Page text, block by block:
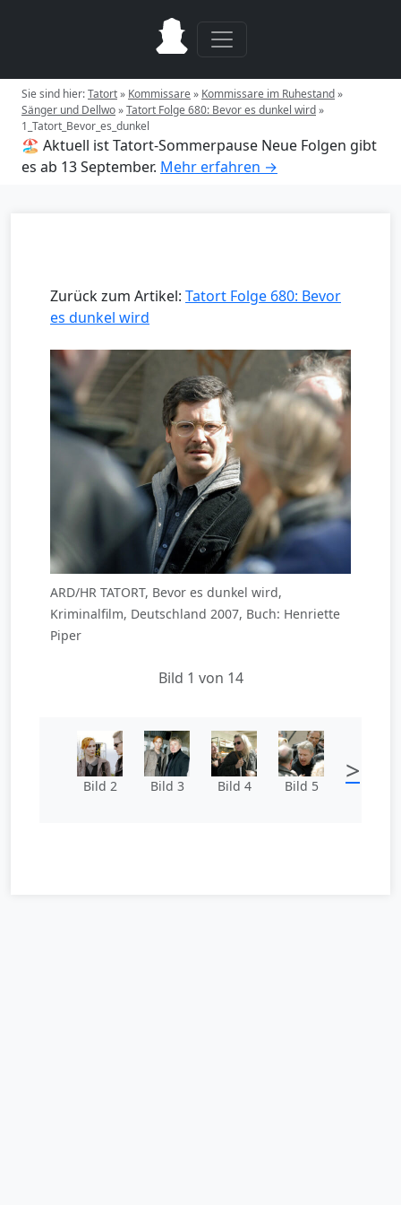
Sie sind hier:Tatort» Kommissare» Kommissare im Ruhestand»
Sänger und Dellwo»Tatort Folge 680: Bevor es dunkel wird»
1_Tatort_Bevor_es_dunkel
🏖️ Aktuell ist Tatort-Sommerpause Neue Folgen gibt
es ab 13 September. Mehr erfahren →
Zurück zum Artikel: Tatort Folge 680: Bevor
es dunkel wird
ARD/HR TATORT, Bevor es dunkel wird,
Kriminalfilm, Deutschland 2007, Buch: Henriette
Piper
Bild 1 von 14
Bild 2 Bild 3 Bild 4 Bild 5 >